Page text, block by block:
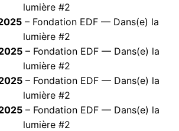
lumière #2
– Fondation EDF — Dans(e) la
lumière #2
– Fondation EDF — Dans(e) la
lumière #2
– Fondation EDF — Dans(e) la
lumière #2
– Fondation EDF — Dans(e) la
lumière #2